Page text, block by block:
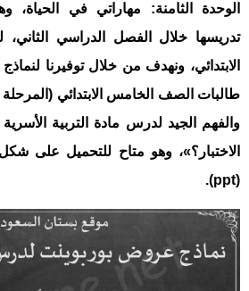
الوحدة الثامنة: مهاراتي في
تدريسها خلال الفصل الدراسي
الابتدائي، ونهدف من خلال توفيرنا
طالبات الصف الخامس الابتدائي (المرحلة
والفهم الجيد لدرس مادة التربية
الاختبار؟»، وهو متاح للتحميل على
(ppt).